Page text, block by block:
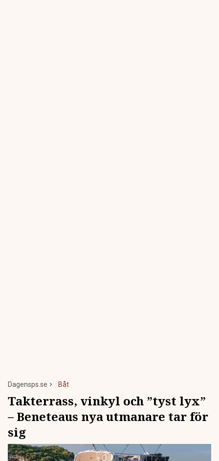
Dagensps.se Båt
Takterrass, vinkyl och ”tyst lyx”
– Beneteaus nya utmanare tar för
sig